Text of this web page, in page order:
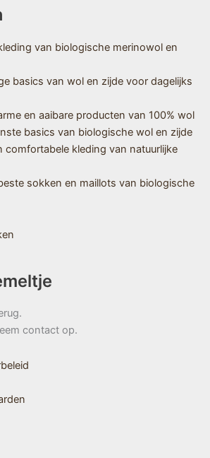
van biologische merinowol en
basics van wol en zijde voor dagelijks
en aaibare producten van 100% wol
basics van biologische wol en zijde
comfortabele kleding van natuurlijke
sokken en maillots van biologische
contact op.